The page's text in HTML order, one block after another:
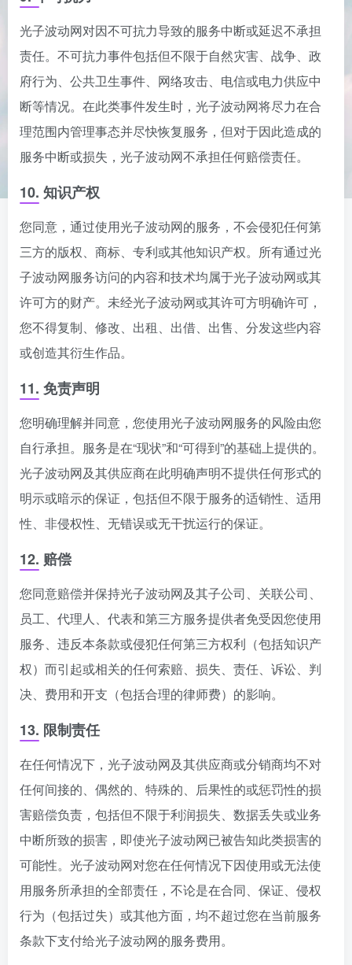
光子波动网对因不可抗力导致的服务中断或延迟不承担
责任。不可抗力事件包括但不限于自然灾害、战争、政
府行为、公共卫生事件、网络攻击、电信或电力供应中
断等情况。在此类事件发生时，光子波动网将尽力在合
理范围内管理事态并尽快恢复服务，但对于因此造成的
服务中断或损失，光子波动网不承担任何赔偿责任。
10. 知识产权
您同意，通过使用光子波动网的服务，不会侵犯任何第
三方的版权、商标、专利或其他知识产权。所有通过光
子波动网服务访问的内容和技术均属于光子波动网或其
许可方的财产。未经光子波动网或其许可方明确许可，
您不得复制、修改、出租、出借、出售、分发这些内容
或创造其衍生作品。
11. 免责声明
您明确理解并同意，您使用光子波动网服务的风险由您
自行承担。服务是在“现状”和“可得到”的基础上提供的。
光子波动网及其供应商在此明确声明不提供任何形式的
明示或暗示的保证，包括但不限于服务的适销性、适用
性、非侵权性、无错误或无干扰运行的保证。
12. 赔偿
您同意赔偿并保持光子波动网及其子公司、关联公司、
员工、代理人、代表和第三方服务提供者免受因您使用
服务、违反本条款或侵犯任何第三方权利（包括知识产
权）而引起或相关的任何索赔、损失、责任、诉讼、判
决、费用和开支（包括合理的律师费）的影响。
13. 限制责任
在任何情况下，光子波动网及其供应商或分销商均不对
任何间接的、偶然的、特殊的、后果性的或惩罚性的损
害赔偿负责，包括但不限于利润损失、数据丢失或业务
中断所致的损害，即使光子波动网已被告知此类损害的
可能性。光子波动网对您在任何情况下因使用或无法使
用服务所承担的全部责任，不论是在合同、保证、侵权
行为（包括过失）或其他方面，均不超过您在当前服务
条款下支付给光子波动网的服务费用。